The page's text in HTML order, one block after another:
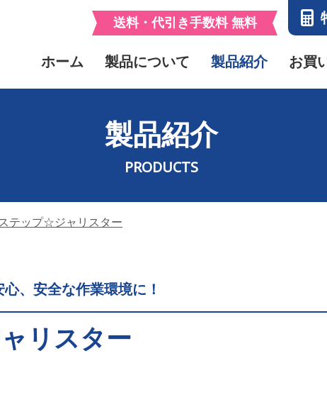
カーの直販ショップ踏み台どっとこむ
送料・代引き手数料 無料
ホーム 製品について 製品紹介 お買
製品紹介
PRODUCTS
ステップ☆ジャリスター
、安全な作業環境に！
リスター